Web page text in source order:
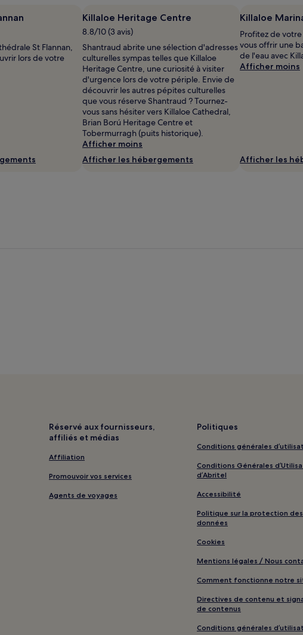
St Flannan,
lors de votre
Killaloe Heritage Centre
8.8/10 (3 avis)
Shantraud abrite une sélection d'adresses
culturelles sympas telles que Killaloe
Heritage Centre, une curiosité à visiter
d'urgence lors de votre périple. Envie de
découvrir les autres pépites culturelles
que vous réserve Shantraud ? Tournez-
vous sans hésiter vers Killaloe Cathedral,
Brian Ború Heritage Centre et
Tobermurragh (puits historique).
Afficher moins
Afficher les hébergements
Killaloe
Profitez de
vous offrir une
de l'eau avec
Afficher moins
Afficher les
Réservé aux fournisseurs,
affiliés et médias
Affiliation
Promouvoir vos services
Agents de voyages
Politiques
Conditions générales
Conditions Générales
d’Abritel
Accessibilité
Politique sur la protection des
données
Cookies
Mentions légales / Nous
Comment fonctionne notre
Directives de contenu et
de contenus
Conditions générales